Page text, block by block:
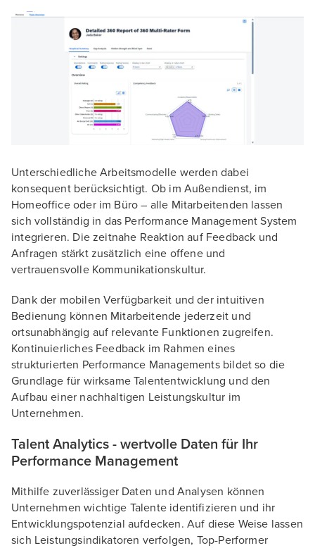
Unterschiedliche Arbeitsmodelle werden dabei
konsequent berücksichtigt. Ob im Außendienst, im
Homeoffice oder im Büro – alle Mitarbeitenden lassen
sich vollständig in das Performance Management System
integrieren. Die zeitnahe Reaktion auf Feedback und
Anfragen stärkt zusätzlich eine offene und
vertrauensvolle Kommunikationskultur.
Dank der mobilen Verfügbarkeit und der intuitiven
Bedienung können Mitarbeitende jederzeit und
ortsunabhängig auf relevante Funktionen zugreifen.
Kontinuierliches Feedback im Rahmen eines
strukturierten Performance Managements bildet so die
Grundlage für wirksame Talententwicklung und den
Aufbau einer nachhaltigen Leistungskultur im
Unternehmen.
Talent Analytics - wertvolle Daten für Ihr
Performance Management
Mithilfe zuverlässiger Daten und Analysen können
Unternehmen wichtige Talente identifizieren und ihr
Entwicklungspotenzial aufdecken. Auf diese Weise lassen
sich Leistungsindikatoren verfolgen, Top-Performer